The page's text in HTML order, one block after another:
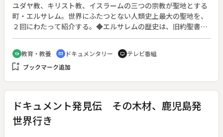
ユダヤ教、キリスト教、イスラームの三つの宗教が聖地とする
町・エルサレム。世界にふたつとない人類史上最大の聖地を、
２回にわたって紹介する。◆エルサレムの歴史は、旧約聖書の
時代から、キリスト教の誕生、イスラームの征服、中東紛争に
まで至る、奪い合いの歴史だった。世界遺産としても“ヨルダ
ンによる推薦”という異例の登録が行われ、当事国を持たない
唯一の世界遺産となっている。◆前編は、ユダヤの都となった
問題の数々を見つめる「総論篇」。「岩のドーム」の内部など
の貴重な映像に加え、アルメニア人地区での礼拝などあまり知
られていない儀式や、現在造られつつある「分離壁」など中東
問題の現状も紹介。聖地を巡る３０００年に渡る歴史を浮き彫
school 教育・教養 cinematic_blur ドキュメンタリー tv テレビ番組
bookmark_add ブックマーク追加
ドキュメント発見伝 その木材、鹿児島発
世界行き